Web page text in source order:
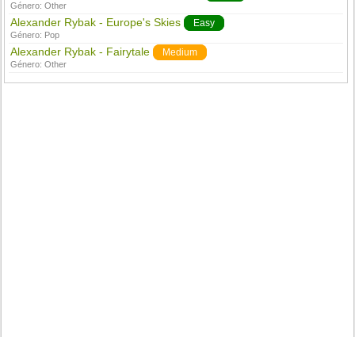
Género:Other
Alexander Rybak - Europe's Skies Easy
Género: Pop
Alexander Rybak - Fairytale Medium
Género:Other